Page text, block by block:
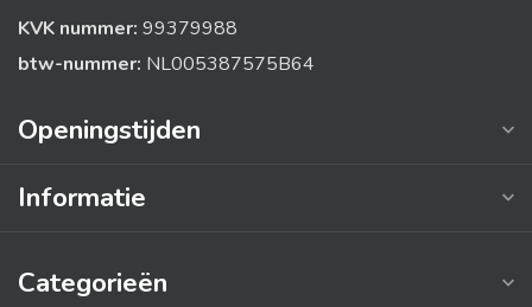
KVK nummer: 99379988
btw-nummer: NL005387575B64
Openingstijden
Informatie
Categorieën